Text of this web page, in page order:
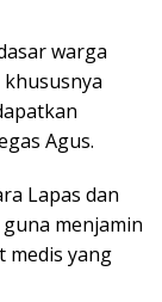
warga
Agus.
Lapas dan
menjamin
medis yang